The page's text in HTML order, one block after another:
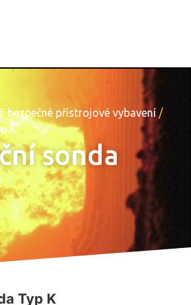
bezpečné přístrojové vybavení /
K
sonda
Typ K